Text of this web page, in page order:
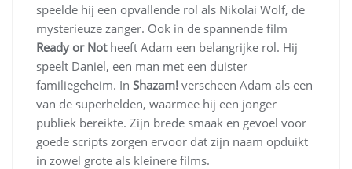
speelde hij een opvallende rol als Nikolai Wolf, de
mysterieuze zanger. Ook in de spannende film
Ready or Notheeft Adam een belangrijke rol. Hij
speelt Daniel, een man met een duister
familiegeheim. In Shazam! verscheen Adam als een
van de superhelden, waarmee hij een jonger
publiek bereikte. Zijn brede smaak en gevoel voor
goede scripts zorgen ervoor dat zijn naam opduikt
in zowel grote als kleinere films.